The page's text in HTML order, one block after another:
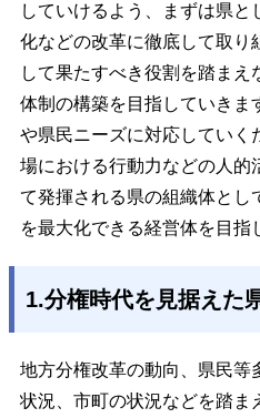
していけるよう、まずは県と
化などの改革に徹底して取り
して果たすべき役割を踏ま
体制の構築を目指していきま
や県民ニーズに対応していく
場における行動力などの人的
て発揮される県の組織体とし
を最大化できる経営体を目指
1.分権時代を見据えた
地方分権改革の動向、県民等
状況、市町の状況などを踏ま